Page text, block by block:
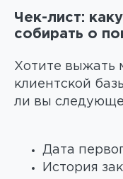
Чек-лист:
собирать о
Хотите выжать
клиентской
ли вы
Дата
История